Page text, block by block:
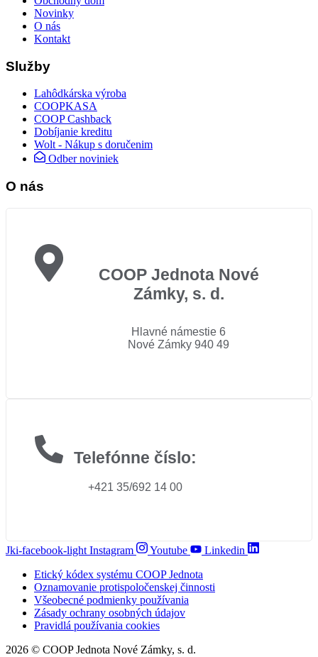
Novinky
O nás
Kontakt
Služby
Lahôdkárska výroba
COOPKASA
COOP Cashback
Dobíjanie kreditu
Wolt - Nákup s doručenim
Odber noviniek
O nás
COOP Jednota Nové
Zámky, s. d.
Hlavné námestie 6
Nové Zámky 940 49
Telefónne číslo:
+421 35/692 14 00
Jki-facebook-light Instagram Youtube
Linkedin
Etický kódex systému COOP Jednota
Oznamovanie protispoločenskej činnosti
Všeobecné podmienky používania
Zásady ochrany osobných údajov
Pravidlá používania cookies
2026 © COOP Jednota Nové Zámky, s. d.